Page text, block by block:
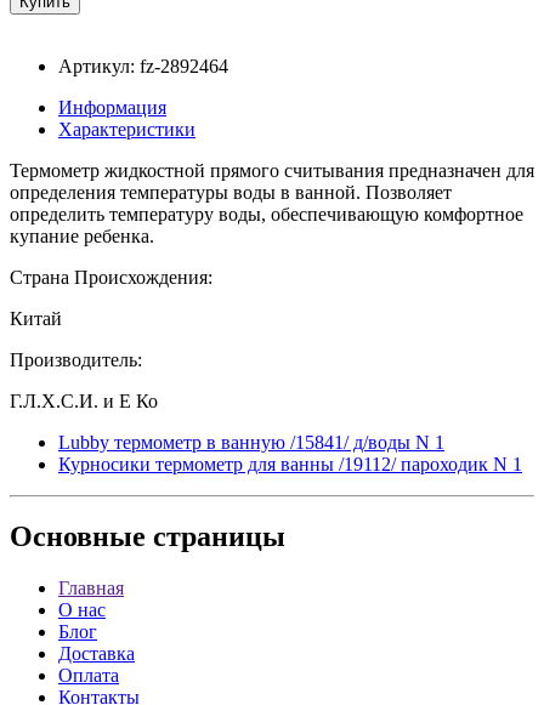
Артикул: fz-2892464
Информация
Характеристики
Термометр жидкостной прямого считывания предназначен для
определения температуры воды в ванной. Позволяет
определить температуру воды, обеспечивающую комфортное
купание ребенка.
Страна Происхождения:
Китай
Производитель:
Г.Л.Х.С.И. и Е Ко
Lubby термометр в ванную /15841/ д/воды N 1
Курносики термометр для ванны /19112/ пароходик N 1
Основные страницы
Главная
О нас
Блог
Доставка
Оплата
Контакты